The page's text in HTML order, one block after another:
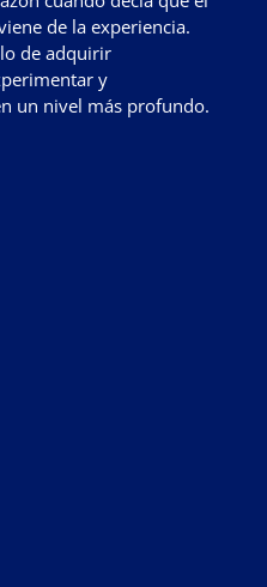
de la experiencia.
de adquirir
y
un nivel más profundo.